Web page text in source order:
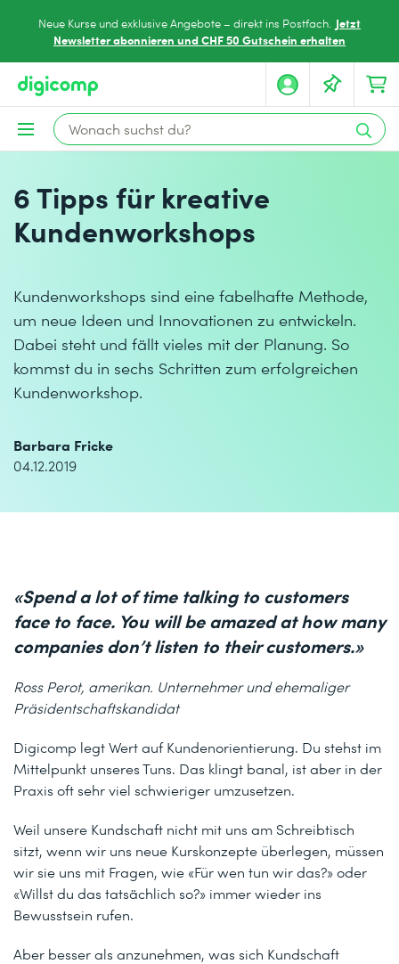
Neue Kurse und exklusive Angebote – direkt ins Postfach. Jetzt
Newsletter abonnieren und CHF 50 Gutschein erhalten
6 Tipps für kreative
Kundenworkshops
Kundenworkshops sind eine fabelhafte Methode,
um neue Ideen und Innovationen zu entwickeln.
Dabei steht und fällt vieles mit der Planung. So
kommst du in sechs Schritten zum erfolgreichen
Kundenworkshop.
Barbara Fricke
04.12.2019
«Spend a lot of time talking to customers
face to face. You will be amazed at how many
companies don’t listen to their customers.»
Ross Perot, amerikan. Unternehmer und ehemaliger
Präsidentschaftskandidat
Digicomp legt Wert auf Kundenorientierung. Du stehst im
Mittelpunkt unseres Tuns. Das klingt banal, ist aber in der
Praxis oft sehr viel schwieriger umzusetzen.
Weil unsere Kundschaft nicht mit uns am Schreibtisch
sitzt, wenn wir uns neue Kurskonzepte überlegen, müssen
wir sie uns mit Fragen, wie «Für wen tun wir das?» oder
«Willst du das tatsächlich so?» immer wieder ins
Bewusstsein rufen.
Aber besser als anzunehmen, was sich Kundschaft